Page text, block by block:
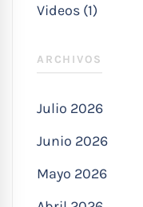
Videos (1)
ARCHIVOS
Julio 2026
Junio 2026
Mayo 2026